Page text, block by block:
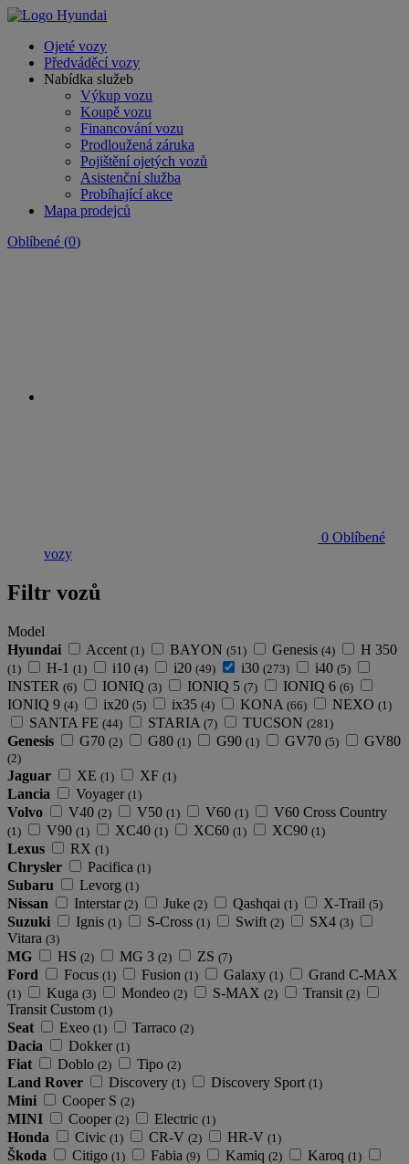
Ojeté vozy
Předváděcí vozy
Nabídka služeb
Výkup vozu
Koupě vozu
Financování vozu
Prodloužená záruka
Pojištění ojetých vozů
Asistenční služba
Probíhající akce
Mapa prodejců
Oblíbené (0)
0 Oblíbené
vozy
Filtr vozů
Model
Hyundai
Accent (1) BAYON (51) Genesis (4) H 350
(1) H-1 (1) i10 (4) i20 (49) i30 (273) i40 (5)
INSTER (6) IONIQ (3) IONIQ 5 (7) IONIQ 6 (6)
IONIQ 9 (4) ix20 (5) ix35 (4) KONA (66) NEXO (1)
SANTA FE (44) STARIA (7) TUCSON (281)
Genesis G70 (2) G80 (1) G90 (1) GV70 (5) GV80
(2)
Jaguar XE (1) XF (1)
Lancia Voyager (1)
Volvo V40 (2) V50 (1) V60 (1) V60 Cross Country
(1) V90 (1) XC40 (1) XC60 (1) XC90 (1)
Lexus RX (1)
Chrysler Pacifica (1)
Subaru Levorg (1)
Nissan Interstar (2) Juke (2) Qashqai (1) X-Trail (5)
Suzuki Ignis (1) S-Cross (1) Swift (2) SX4 (3)
Vitara (3)
MG HS (2) MG 3 (2) ZS (7)
Ford Focus (1) Fusion (1) Galaxy (1) Grand C-MAX
(1) Kuga (3) Mondeo (2) S-MAX (2) Transit (2)
Transit Custom (1)
Seat Exeo (1) Tarraco (2)
Dacia Dokker (1)
Fiat Doblo (2) Tipo (2)
Land Rover Discovery (1) Discovery Sport (1)
Mini Cooper S (2)
MINI Cooper (2) Electric (1)
Honda Civic (1) CR-V (2) HR-V (1)
Škoda Citigo (1) Fabia (9) Kamiq (2) Karoq (1)